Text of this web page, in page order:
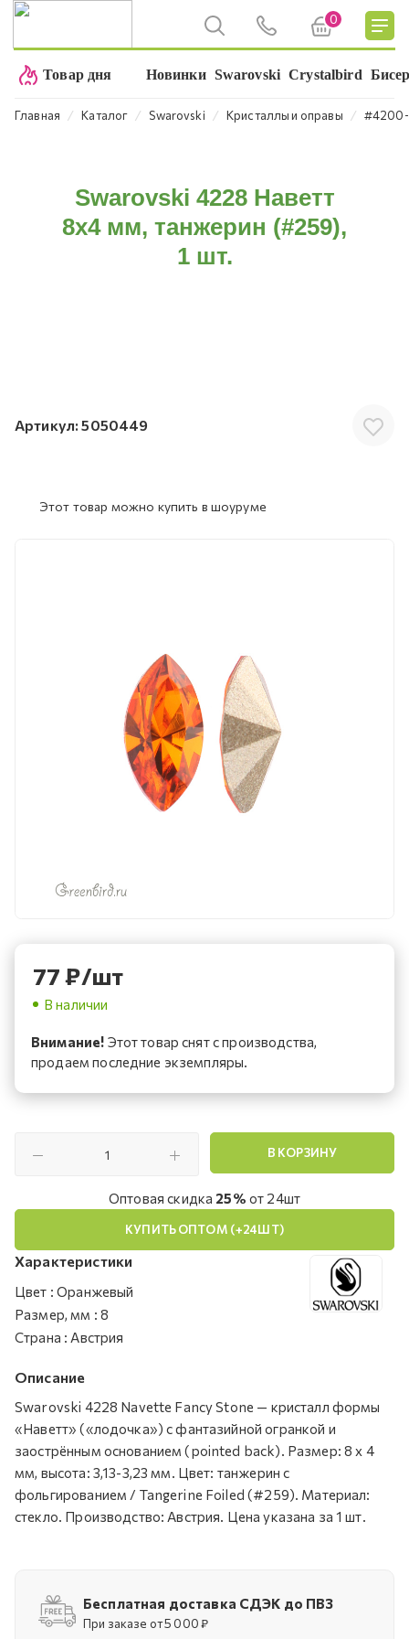
0
Товар дня Новинки Swarovski Crystalbird
Главная ⁄ Каталог ⁄ Swarovski ⁄ Кристаллы и оправы ⁄ #4200-
Swarovski 4228 Наветт
8х4 мм, танжерин (#259),
1 шт.
Артикул: 5050449
Этот товар можно купить в шоуруме
77₽/шт
В наличии
Внимание! Этот товар снят с производства,
продаем последние экземпляры.
В КОРЗИНУ
Оптовая скидка 25% от 24шт
КУПИТЬ ОПТОМ (+24ШТ)
Характеристики
Цвет : Оранжевый
Размер, мм : 8
Страна : Австрия
Описание
Swarovski 4228 Navette Fancy Stone — кристалл формы
«Наветт» («лодочка») с фантазийной огранкой и
заострённым основанием (pointed back). Размер: 8 х 4
мм, высота: 3,13-3,23 мм. Цвет: танжерин с
фольгированием / Tangerine Foiled (#259). Материал:
стекло. Производство: Австрия. Цена указана за 1 шт.
Бесплатная доставка СДЭК до ПВЗ
При заказе от 5 000 ₽